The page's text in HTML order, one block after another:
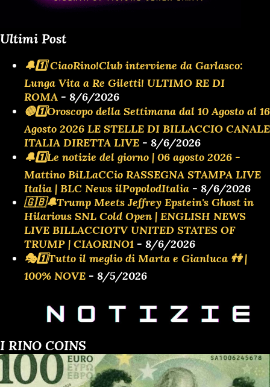
Ultimi Post
🔔1️⃣ CiaoRino!Club interviene da Garlasco:
Lunga Vita a Re Giletti! ULTIMO RE DI
ROMA - 8/6/2026
🔴1️⃣Oroscopo della Settimana dal 10 Agosto al 16
Agosto 2026 LE STELLE DI BILLACCIO CANALE
ITALIA DIRETTA LIVE - 8/6/2026
🔔1️⃣Le notizie del giorno | 06 agosto 2026 -
Mattino BiLLaCCio RASSEGNA STAMPA LIVE
Italia | BLC News ilPopolodItalia - 8/6/2026
🇬🇧🔔Trump Meets Jeffrey Epstein's Ghost in
Hilarious SNL Cold Open | ENGLISH NEWS
LIVE BILLACCIOTV UNITED STATES OF
TRUMP | CIAORINO1 - 8/6/2026
🎭1️⃣Tutto il meglio di Marta e Gianluca 👫 |
100% NOVE - 8/5/2026
I RINO COINS